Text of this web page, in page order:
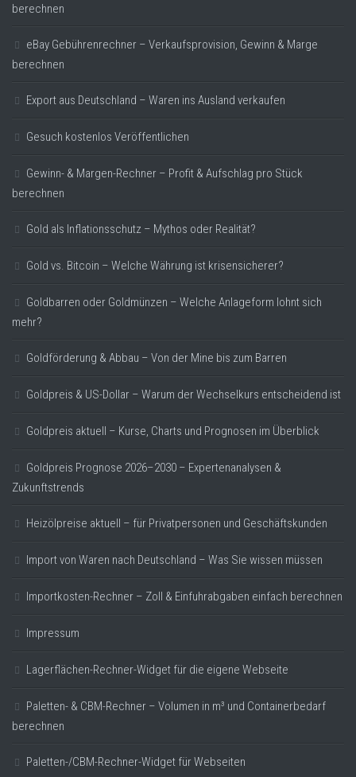
berechnen
eBay Gebührenrechner – Verkaufsprovision, Gewinn & Marge
berechnen
Export aus Deutschland – Waren ins Ausland verkaufen
Gesuch kostenlos Veröffentlichen
Gewinn- & Margen-Rechner – Profit & Aufschlag pro Stück
berechnen
Gold als Inflationsschutz – Mythos oder Realität?
Gold vs. Bitcoin – Welche Währung ist krisensicherer?
Goldbarren oder Goldmünzen – Welche Anlageform lohnt sich
mehr?
Goldförderung & Abbau – Von der Mine bis zum Barren
Goldpreis & US-Dollar – Warum der Wechselkurs entscheidend ist
Goldpreis aktuell – Kurse, Charts und Prognosen im Überblick
Goldpreis Prognose 2026–2030 – Expertenanalysen &
Zukunftstrends
Heizölpreise aktuell – für Privatpersonen und Geschäftskunden
Import von Waren nach Deutschland – Was Sie wissen müssen
Importkosten-Rechner – Zoll & Einfuhrabgaben einfach berechnen
Impressum
Lagerflächen-Rechner-Widget für die eigene Webseite
Paletten- & CBM-Rechner – Volumen in m³ und Containerbedarf
berechnen
Paletten-/CBM-Rechner-Widget für Webseiten